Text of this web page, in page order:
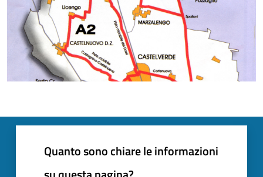
Quanto sono chiare le informazioni